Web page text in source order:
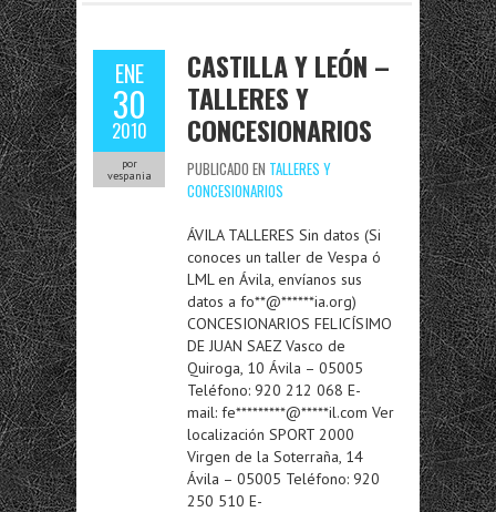
ENE
30
2010
por
vespania
CASTILLA Y LEÓN –
TALLERES Y
CONCESIONARIOS
PUBLICADO EN TALLERES Y
CONCESIONARIOS
ÁVILA TALLERES Sin datos (Si
conoces un taller de Vespa ó
LML en Ávila, envíanos sus
datos a fo**@******ia.org)
CONCESIONARIOS FELICÍSIMO
DE JUAN SAEZ Vasco de
Quiroga, 10 Ávila – 05005
Teléfono: 920 212 068 E-
mail: fe*********@*****il.com Ver
localización SPORT 2000
Virgen de la Soterraña, 14
Ávila – 05005 Teléfono: 920
250 510 E-